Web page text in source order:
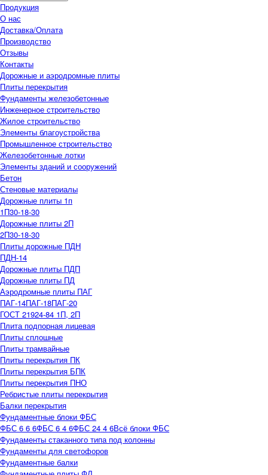
Продукция
О нас
Доставка/Оплата
Производство
Отзывы
Контакты
Дорожные и аэродромные плиты
Плиты перекрытия
Фундаменты железобетонные
Инженерное строительство
Жилое строительство
Элементы благоустройства
Промышленное строительство
Железобетонные лотки
Элементы зданий и сооружений
Бетон
Стеновые материалы
Дорожные плиты 1п
1П30-18-30
Дорожные плиты 2П
2П30-18-30
Плиты дорожные ПДН
ПДН-14
Дорожные плиты ПДП
Дорожные плиты ПД
Аэродромные плиты ПАГ
ПАГ-14ПАГ-18ПАГ-20
ГОСТ 21924-84 1П, 2П
Плита подпорная лицевая
Плиты сплошные
Плиты трамвайные
Плиты перекрытия ПК
Плиты перекрытия БПК
Плиты перекрытия ПНО
Ребристые плиты перекрытия
Балки перекрытия
Фундаментные блоки ФБС
ФБС 6 6 6ФБС 6 4 6ФБС 24 4 6Всё блоки ФБС
Фундаменты стаканного типа под колонны
Фундаменты для светофоров
Фундаментные балки